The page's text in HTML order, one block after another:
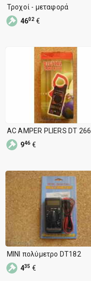
Τροχοί - μεταφορά
4602€
AC AMPER PLIERS DT 266
946 €
MINI πολύμετρο DT182
435 €